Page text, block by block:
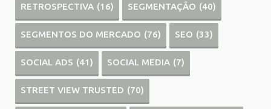
RETROSPECTIVA (16) SEGMENTAÇÃO (40)
SEGMENTOS DO MERCADO (76) SEO (33)
SOCIAL ADS (41) SOCIAL MEDIA (7)
STREET VIEW TRUSTED (70)